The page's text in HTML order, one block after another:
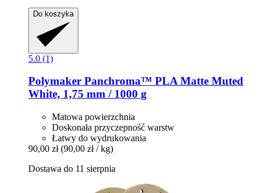
Do koszyka
5.0 (1)
Polymaker Panchroma™ PLA Matte Muted
White, 1,75 mm / 1000 g
Matowa powierzchnia
Doskonała przyczepność warstw
Łatwy do wydrukowania
90,00 zł (90,00 zł / kg)
Dostawa do 11 sierpnia